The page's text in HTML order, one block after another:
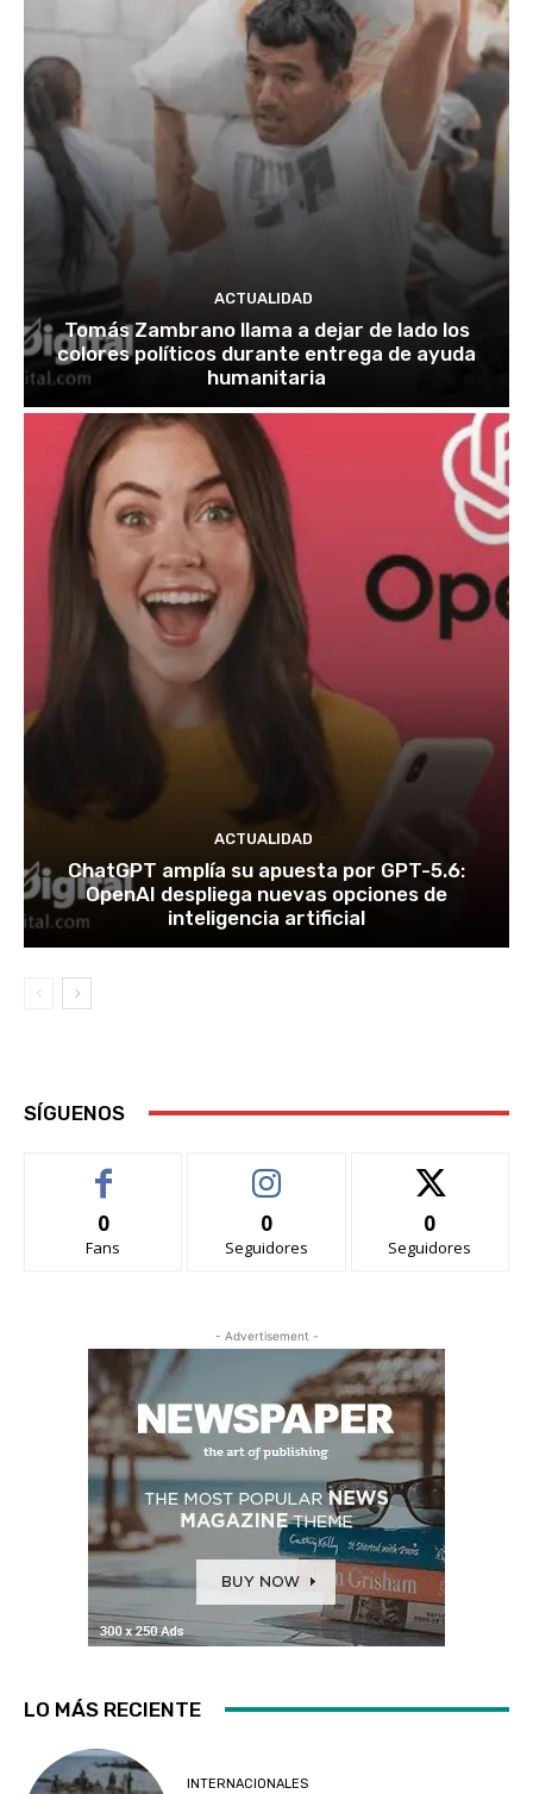
ACTUALIDAD
Tomás Zambrano llama a dejar de lado los
colores políticos durante entrega de ayuda
humanitaria
ACTUALIDAD
ChatGPT amplía su apuesta por GPT-5.6:
OpenAI despliega nuevas opciones de
inteligencia artificial
SÍGUENOS
0
Fans
0
Seguidores
0
Seguidores
- Advertisement -
LO MÁS RECIENTE
INTERNACIONALES